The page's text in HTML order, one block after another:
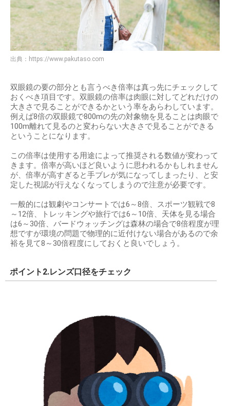
出典： https://www.pakutaso.com
双眼鏡の要の部分とも言うべき倍率は真っ先にチェックして
おくべき項目です。双眼鏡の倍率は肉眼に対してどれだけの
大きさで見ることができるかという率をあらわしています。
例えば8倍の双眼鏡で800mの先の対象物を見ることは肉眼で
100m離れて見るのと変わらない大きさで見ることができる
ということになります。
この倍率は使用する用途によって推奨される数値が変わって
きます。倍率が高いほど良いように思われるかもしれません
が、倍率が高すぎると手ブレが気になってしまったり、と安
定した視認が行えなくなってしまうので注意が必要です。
一般的には観劇やコンサートでは6～8倍、スポーツ観戦で8
～12倍、トレッキングや旅行では6～10倍、天体を見る場合
は6～30倍、バードウォッチングは森林の場合で8倍程度が理
想ですが環境の問題で物理的に近付けない場合があるので余
裕を見て8～30倍程度にしておくと良いでしょう。
ポイント2.レンズ口径をチェック